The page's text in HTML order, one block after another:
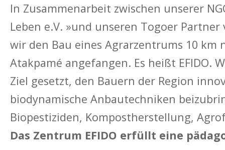
In Zusammenarbeit zwischen unserer
Leben e.V. »und unseren Togoer Partner
wir den Bau eines Agrarzentrums 10 km
Atakpamé angefangen. Es heißt EFIDO.
Ziel gesetzt, den Bauern der Region
biodynamische Anbautechniken
Biopestiziden, Kompostherstellung,
Das Zentrum EFIDO erfüllt eine